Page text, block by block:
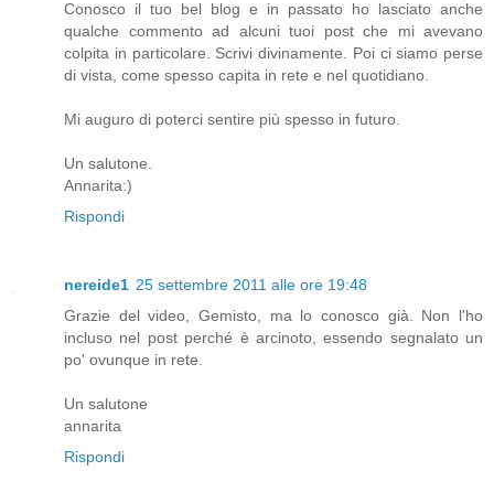
Conosco il tuo bel blog e in passato ho lasciato anche
qualche commento ad alcuni tuoi post che mi avevano
colpita in particolare. Scrivi divinamente. Poi ci siamo perse
di vista, come spesso capita in rete e nel quotidiano.
Mi auguro di poterci sentire più spesso in futuro.
Un salutone.
Annarita:)
Rispondi
nereide1 25 settembre 2011 alle ore 19:48
Grazie del video, Gemisto, ma lo conosco già. Non l'ho
incluso nel post perché è arcinoto, essendo segnalato un
po' ovunque in rete.
Un salutone
annarita
Rispondi